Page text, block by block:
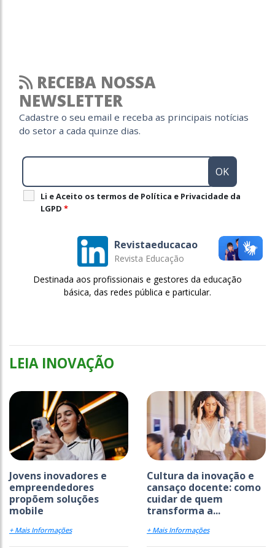
RECEBA NOSSA
NEWSLETTER
Cadastre o seu email e receba as principais notícias
do setor a cada quinze dias.
Li e Aceito os termos de Política e Privacidade da
LGPD *
Revistaeducacao
Revista Educação
Destinada aos profissionais e gestores da educação
básica, das redes pública e particular.
LEIA INOVAÇÃO
Jovens inovadores e
empreendedores
propõem soluções
mobile
+ Mais Informações
Cultura da inovação e
cansaço docente: como
cuidar de quem
transforma a...
+ Mais Informações